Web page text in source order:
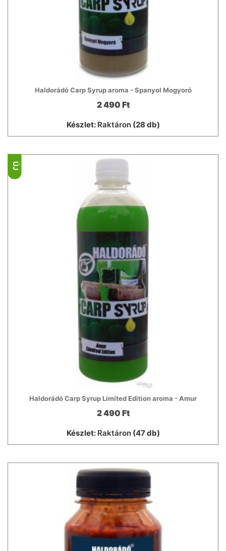
Haldorádó Carp Syrup aroma - Spanyol Mogyoró
2 490 Ft
Készlet: Raktáron(28 db)
Haldorádó Carp Syrup Limited Edition aroma - Amur
2 490 Ft
Készlet: Raktáron(47 db)
ÚJ